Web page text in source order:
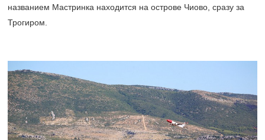
названием Мастринка находится на острове Чиово, сразу за
Трогиром.